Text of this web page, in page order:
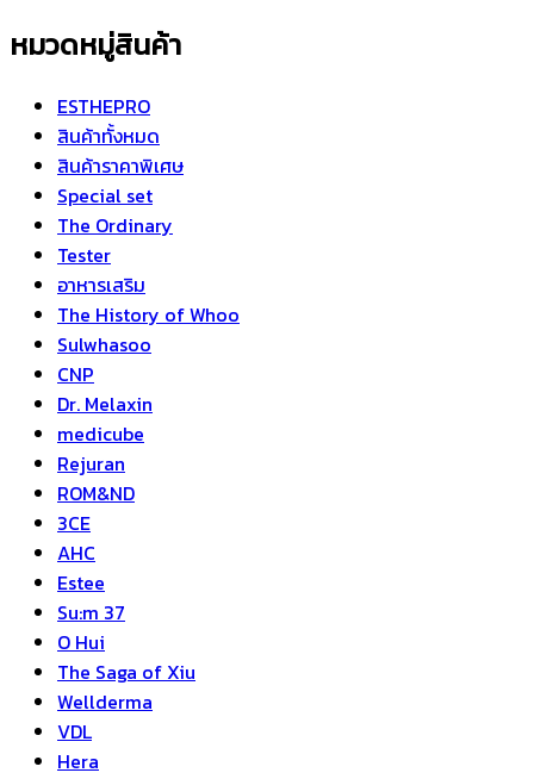
หมวดหมู่สินค้า
ESTHEPRO
สินค้าทั้งหมด
สินค้าราคาพิเศษ
Special set
The Ordinary
Tester
อาหารเสริม
The History of Whoo
Sulwhasoo
CNP
Dr. Melaxin
medicube
Rejuran
ROM&ND
3CE
AHC
Estee
Su:m 37
O Hui
The Saga of Xiu
Wellderma
VDL
Hera